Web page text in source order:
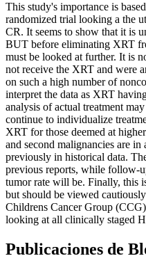
This study's importance is
randomized trial looking a the
CR. It seems to show that it is
BUT before eliminating XRT
must be looked at further. It is
not receive the XRT and were
on such a high number of
interpret the data as XRT
analysis of actual treatment
continue to individualize
XRT for those deemed at
and second malignancies are in
previously in historical data.
previous reports, while follow-
tumor rate will be. Finally, this
but should be viewed
Childrens Cancer Group
looking at all clinically staged
Publicaciones de